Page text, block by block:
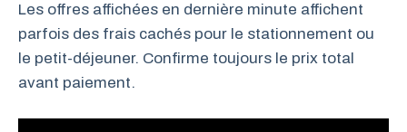
Les offres affichées en dernière minute affichent
parfois des frais cachés pour le stationnement ou
le petit-déjeuner. Confirme toujours le prix total
avant paiement.